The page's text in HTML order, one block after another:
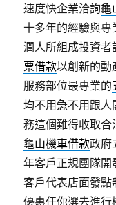
速度快企業洽詢龜
十多年的經驗與專
潤人所組成投資
票借款以創新的動
服務部位最專業的
均不用急不用跟
務這個難得收取
龜山機車借款政府
年客戶正規團隊開
客戶代表店面發
優惠任你選去進